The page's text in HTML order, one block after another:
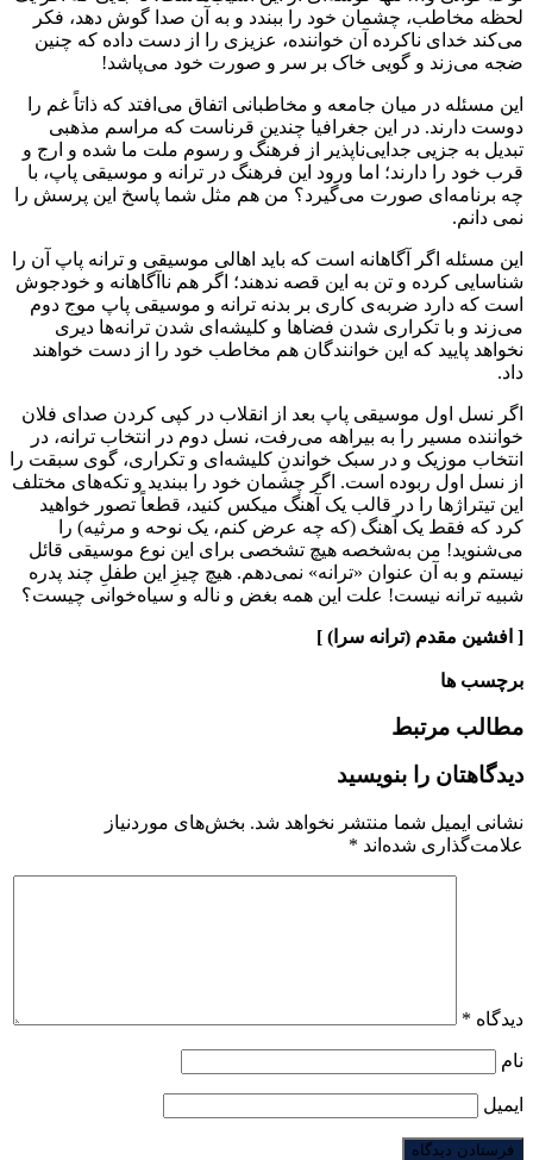
لحظه مخاطب، چشمان خود را ببندد و به آن صدا گوش دهد، فکر
می‌کند خدای ناکرده آن خواننده، عزیزی را از دست داده که چنین
ضجه می‌زند و گویی خاک بر سر و صورت خود می‌پاشد!
این مسئله در میان جامعه و مخاطبانی اتفاق می‌افتد که ذاتاً غم را
دوست دارند. در این جغرافیا چندین قرناست که مراسم مذهبی
تبدیل به جزیی جدایی‌ناپذیر از فرهنگ و رسوم ملت ما شده و ارج و
قرب خود را دارند؛ اما ورود این فرهنگ در ترانه و موسیقی پاپ، با
چه برنامه‌ای صورت می‌گیرد؟ من هم مثل شما پاسخ این پرسش را
نمی دانم.
این مسئله اگر آگاهانه است که باید اهالی موسیقی و ترانه پاپ آن را
شناسایی کرده و تن به این قصه ندهند؛ اگر هم ناآگاهانه و خودجوش
است که دارد ضربه‌ی کاری بر بدنه ترانه و موسیقی پاپ موج دوم
می‌زند و با تکراری شدن فضاها و کلیشه‌ای شدن ترانه‌ها دیری
نخواهد پایید که این خوانندگان هم مخاطب خود را از دست خواهند
داد.
اگر نسل اول موسیقی پاپ بعد از انقلاب در کپی کردن صدای فلان
خواننده مسیر را به بیراهه می‌رفت، نسل دوم در انتخاب ترانه، در
انتخاب موزیک و در سبک خواندنِ کلیشه‌ای و تکراری، گوی سبقت را
از نسل اول ربوده است. اگر چشمان خود را ببندید و تکه‌های مختلف
این تیتراژها را در قالب یک آهنگ میکس کنید، قطعاً تصور خواهید
کرد که فقط یک آهنگ (که چه عرض کنم، یک نوحه و مرثیه) را
می‌شنوید! من به‌شخصه هیچ تشخصی برای این نوع موسیقی قائل
نیستم و به آن عنوان «ترانه» نمی‌دهم. هیچ چیزِ این طفلِ چند پدره
شبیه ترانه نیست! علت این همه بغض و ناله و سیاه‌خوانی چیست؟
[ افشین مقدم (ترانه سرا) ]
برچسب ها
مطالب مرتبط
دیدگاهتان را بنویسید
نشانی ایمیل شما منتشر نخواهد شد. بخش‌های موردنیاز
علامت‌گذاری شده‌اند *
دیدگاه *
نام
ایمیل